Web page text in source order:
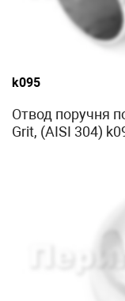
k095
Отвод поручня
Grit, (AISI 304)